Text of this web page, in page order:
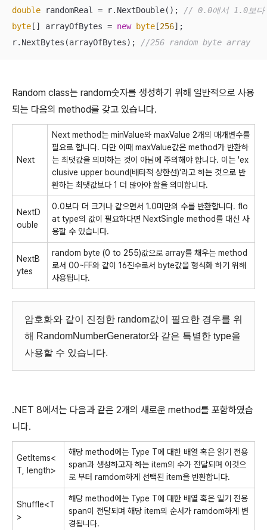
double randomReal = r.NextDouble();
// 0.0에서 1.0보다
byte [] arrayOfBytes = new byte [256];
r.NextBytes(arrayOfBytes);
//256 random byte array
Random class는 random숫자를 생성하기 위해 일반적으로 사용
되는 다음의 method를 갖고 있습니다.
Next
Next method는 minValue와 maxValue 2개의 매개변수를
필요로 합니다. 다만 이때 maxValue값은 method가 반환하
는 최댓값을 의미하는 것이 아님에 주의해야 합니다. 이는 'ex
clusive upper bound(배타적 상한선)'라고 하는 것으로 반
환하는 최댓값보다 1 더 많아야 함을 의미합니다.
NextD
ouble
0.0보다 더 크거나 같으면서 1.0미만의 수를 반환합니다. flo
at type의 값이 필요하다면 NextSingle method를 대신 사
용할 수 있습니다.
NextB
ytes
random byte (0 to 255)값으로 array를 채우는 method
로서 00~FF와 같이 16진수로서 byte값을 형식화 하기 위해
사용됩니다.
암호화와 같이 진정한 random값이 필요한 경우를 위
해 RandomNumberGenerator와 같은 특별한 type을
사용할 수 있습니다.
.NET 8에서는 다음과 같은 2개의 새로운 method를 포함하였습
니다.
GetItems<
T, length>
해당 method에는 Type T에 대한 배열 혹은 읽기 전용
span과 생성하고자 하는 item의 수가 전달되며 이것으
로 부터 ramdom하게 선택된 item을 반환합니다.
Shuffle<T
>
해당 method에는 Type T에 대한 배열 혹은 일기 전용
span이 전달되며 해당 item의 순서가 ramdom하게 변
경됩니다.